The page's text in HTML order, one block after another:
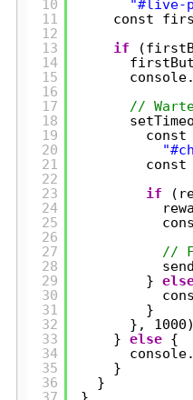
10
11
12
13
14
15
16
17
18
19
20
21
22
23
24
25
26
27
28
29
30
31
32
33
34
35
36
"#live-
const
if
//
const
const
if
//
}
}
},
} else {
}
}